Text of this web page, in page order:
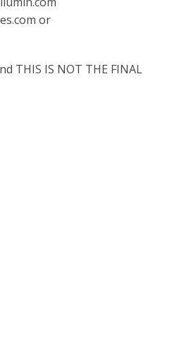
or
THIS IS NOT THE FINAL